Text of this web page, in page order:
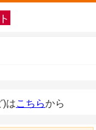
)はこちらから